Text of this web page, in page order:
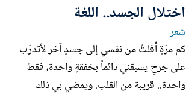
وتنهدت في سرّها، كأنها تُغلق خلفها باب
السؤال! في المساء، لا يدنو...
اختلال الجسد.. اللغة
شعر
كم مرّةٍ أفلتُ من نفسي إلى جسدٍ آخر لأتدرّب
على جرحٍ يسبقني دائماً بخفقةٍ واحدة، فقط
واحدة.. قريبة من القلب. ويمضي بي ذلك